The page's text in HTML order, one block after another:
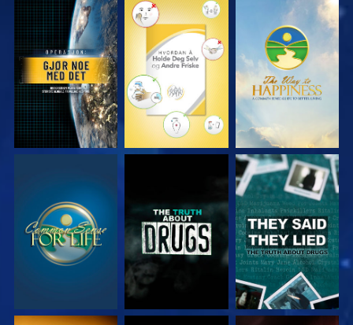
SE SE SE
SE SE